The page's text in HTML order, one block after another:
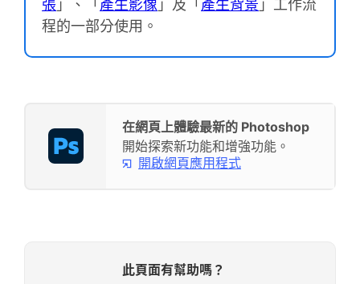
張 」、「產生影像 」及「產生背景 」工作流
程的一部分使用。
在網頁上體驗最新的 Photoshop
開始探索新功能和增強功能。
開啟網頁應用程式
此頁面有幫助嗎？